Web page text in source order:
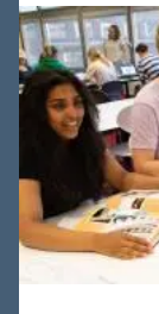
Ga
naar
Industrieel
Product
Ontwerpen